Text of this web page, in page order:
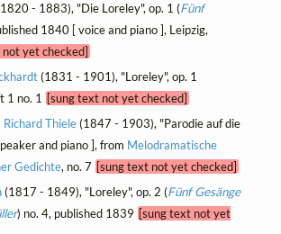
- 1883), "Die Loreley", op. 1 (Fünf
1840 [ voice and piano ], Leipzig,
yet checked]
(1831 - 1901), "Loreley", op. 1
1 no. 1
[sung text not yet checked]
Richard Thiele(1847 - 1903), "Parodie auf die
and piano ], from Melodramatische
Gedichte, no. 7 [sung text not yet checked]
(1817 - 1849), "Loreley", op. 2 (Fünf Gesänge
) no. 4, published 1839 [sung text not yet